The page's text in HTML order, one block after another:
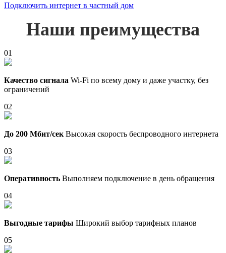
Подключить интернет в частный дом
Наши преимущества
01
Качество сигнала Wi-Fi по всему дому и даже участку, без
ограничений
02
До 200 Мбит/сек Высокая скорость беспроводного интернета
03
Оперативность Выполняем подключение в день обращения
04
Выгодные тарифы Широкий выбор тарифных планов
05